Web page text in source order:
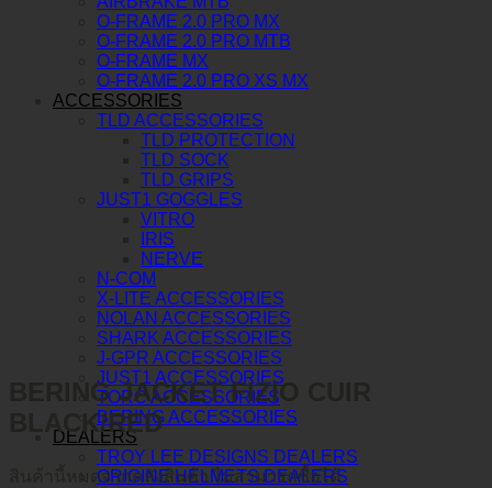
O-FRAME 2.0 PRO MX
O-FRAME 2.0 PRO MTB
O-FRAME MX
O-FRAME 2.0 PRO XS MX
ACCESSORIES
TLD ACCESSORIES
TLD PROTECTION
TLD SOCK
TLD GRIPS
JUST1 GOGGLES
VITRO
IRIS
NERVE
N-COM
X-LITE ACCESSORIES
NOLAN ACCESSORIES
SHARK ACCESSORIES
J-GPR ACCESSORIES
JUST1 ACCESSORIES
TORC ACCESSORIES
BERING ACCESSORIES
DEALERS
TROY LEE DESIGNS DEALERS
ORIGINE HELMETS DEALERS
BERING JACKET FIZIO CUIR
BLACK/RED
สินค้านี้หมดจากคลังสินค้า ไม่สามารถซื้อได้